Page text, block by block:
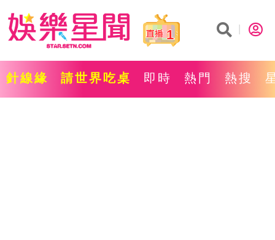
1
針線緣 請世界吃桌 即時 熱門 熱搜